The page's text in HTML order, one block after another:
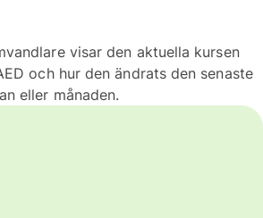
visar den aktuella kursen
och hur den ändrats den senaste
eller månaden.